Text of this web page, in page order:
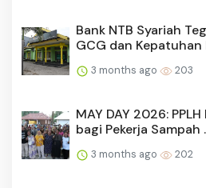
Bank NTB Syariah
GCG dan Kepatuhan
3 months ago 203
MAY DAY 2026:
bagi Pekerja Sampah
3 months ago 202